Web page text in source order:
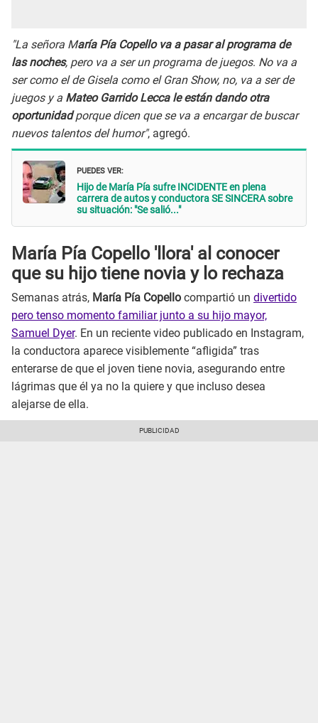
"La señora María Pía Copello va a pasar al programa de
las noches, pero va a ser un programa de juegos. No va a
ser como el de Gisela como el Gran Show, no, va a ser de
juegos y a Mateo Garrido Lecca le están dando otra
oportunidadporque dicen que se va a encargar de buscar
nuevos talentos del humor", agregó.
PUEDES VER:
Hijo de María Pía sufre INCIDENTE en plena
carrera de autos y conductora SE SINCERA sobre
su situación: "Se salió..."
María Pía Copello 'llora' al conocer
que su hijo tiene novia y lo rechaza
Semanas atrás, María Pía Copello compartió un divertido
pero tenso momento familiar junto a su hijo mayor,
Samuel Dyer. En un reciente video publicado en Instagram,
la conductora aparece visiblemente “afligida” tras
enterarse de que el joven tiene novia, asegurando entre
lágrimas que él ya no la quiere y que incluso desea
alejarse de ella.